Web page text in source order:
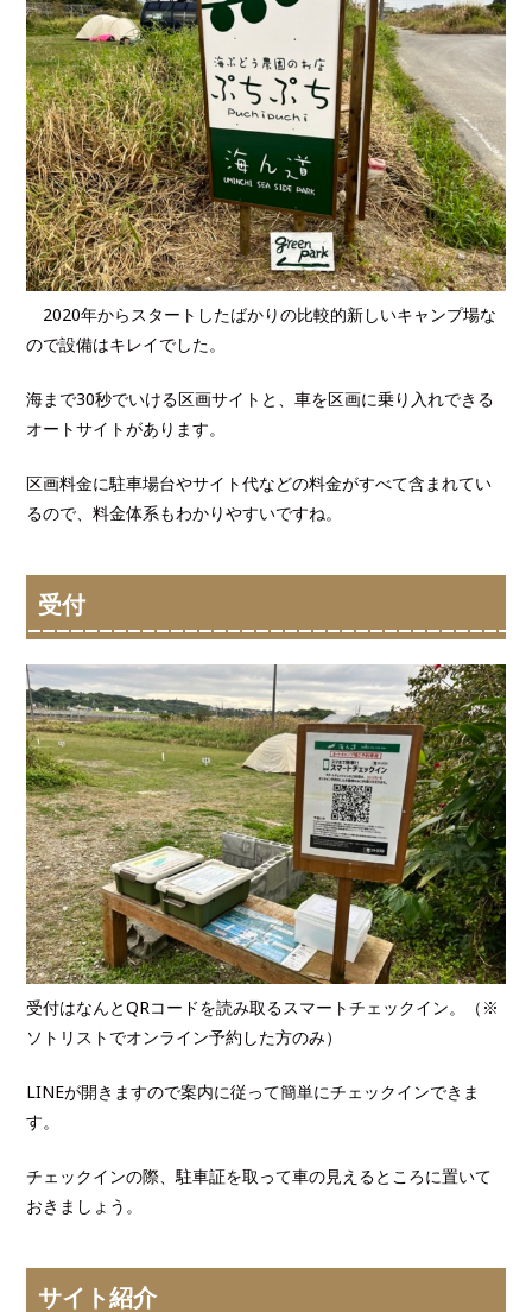
2020年からスタートしたばかりの比較的新しいキャンプ場な
ので設備はキレイでした。
海まで30秒でいける区画サイトと、車を区画に乗り入れできる
オートサイトがあります。
区画料金に駐車場台やサイト代などの料金がすべて含まれてい
るので、料金体系もわかりやすいですね。
受付
受付はなんとQRコードを読み取るスマートチェックイン。（※
ソトリストでオンライン予約した方のみ）
LINEが開きますので案内に従って簡単にチェックインできま
す。
チェックインの際、駐車証を取って車の見えるところに置いて
おきましょう。
サイト紹介